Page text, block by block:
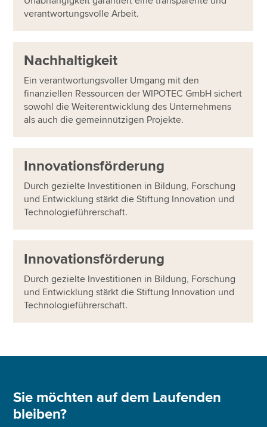
verantwortungsvolle Arbeit.
Nachhaltigkeit
Ein verantwortungsvoller Umgang mit den
finanziellen Ressourcen der WIPOTEC GmbH sichert
sowohl die Weiterentwicklung des Unternehmens
als auch die gemeinnützigen Projekte.
Innovationsförderung
Durch gezielte Investitionen in Bildung, Forschung
und Entwicklung stärkt die Stiftung Innovation und
Technologieführerschaft.
Innovationsförderung
Durch gezielte Investitionen in Bildung, Forschung
und Entwicklung stärkt die Stiftung Innovation und
Technologieführerschaft.
Sie möchten auf dem Laufenden
bleiben?